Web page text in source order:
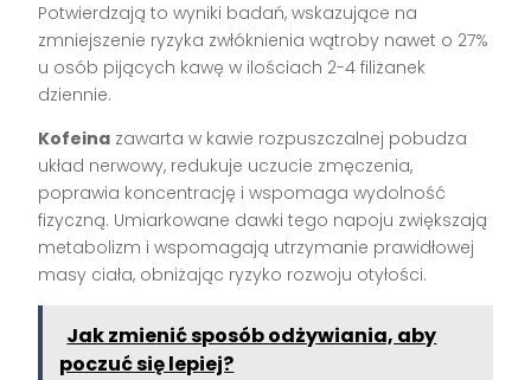
Potwierdzają to wyniki badań, wskazujące na
zmniejszenie ryzyka zwłóknienia wątroby nawet o 27%
u osób pijących kawę w ilościach 2-4 filiżanek
dziennie.
Kofeina zawarta w kawie rozpuszczalnej pobudza
układ nerwowy, redukuje uczucie zmęczenia,
poprawia koncentrację i wspomaga wydolność
fizyczną. Umiarkowane dawki tego napoju zwiększają
metabolizm i wspomagają utrzymanie prawidłowej
masy ciała, obniżając ryzyko rozwoju otyłości.
Jak zmienić sposób odżywiania, aby
poczuć się lepiej?